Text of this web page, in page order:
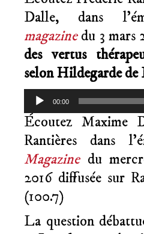
Dalle, dans
magazine du 3 mars
des vertus
selon Hildegarde de
Lecteur
audio
00:00
Écoutez Maxime
Rantières dans
Magazinedu
2016 diffusée sur
(100.7)
La question